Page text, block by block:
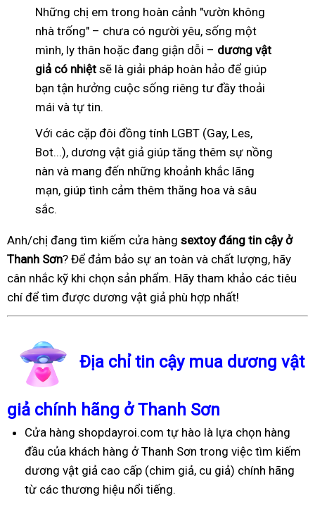
Những chị em trong hoàn cảnh "vườn không
nhà trống" – chưa có người yêu, sống một
mình, ly thân hoặc đang giận dỗi – dương vật
giả có nhiệt sẽ là giải pháp hoàn hảo để giúp
bạn tận hưởng cuộc sống riêng tư đầy thoải
mái và tự tin.
Với các cặp đôi đồng tính LGBT (Gay, Les,
Bot...), dương vật giả giúp tăng thêm sự nồng
nàn và mang đến những khoảnh khắc lãng
mạn, giúp tình cảm thêm thăng hoa và sâu
sắc.
Anh/chị đang tìm kiếm cửa hàng sextoy đáng tin cậy ở
Thanh Sơn? Để đảm bảo sự an toàn và chất lượng, hãy
cân nhắc kỹ khi chọn sản phẩm. Hãy tham khảo các tiêu
chí để tìm được dương vật giả phù hợp nhất!
Địa chỉ tin cậy mua dương vật
giả chính hãng ở Thanh Sơn
Cửa hàng shopdayroi.com tự hào là lựa chọn hàng
đầu của khách hàng ở Thanh Sơn trong việc tìm kiếm
dương vật giả cao cấp (chim giả, cu giả) chính hãng
từ các thương hiệu nổi tiếng.